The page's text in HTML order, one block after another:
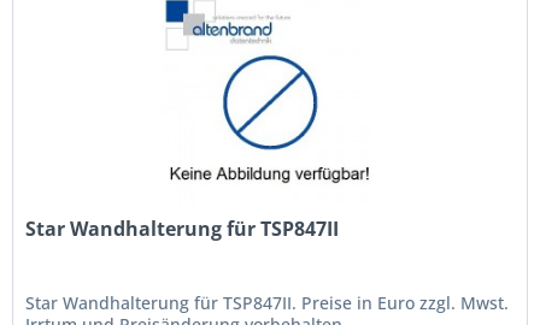
Star Wandhalterung für TSP847II
Star Wandhalterung für TSP847II. Preise in Euro zzgl. Mwst.